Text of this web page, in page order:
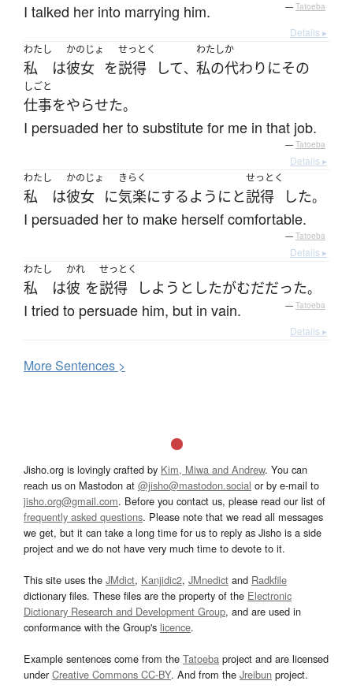
I talked her into marrying him. — Tatoeba
Details ▸
わたし
私 は
かのじょ
彼女 を
せっとく
説得 して、
わたし
私の
か
代わり にその
しごと
仕事をやらせた。
I persuaded her to substitute for me in that job.
— Tatoeba
Details ▸
わたし
私 は
かのじょ
彼女 に
きらく
気楽にするようにと
せっとく
説得 した。
I persuaded her to make herself comfortable.
— Tatoeba
Details ▸
わたし
私 は
かれ
彼 を
せっとく
説得 しようとしたがむだだった。
I tried to persuade him, but in vain. — Tatoeba
Details ▸
MoreSentences >
Jisho.org is lovingly crafted by Kim, Miwa and Andrew. You can
reach us on Mastodon at @jisho@mastodon.social or by e-mail to
jisho.org@gmail.com. Before you contact us, please read our list of
frequently asked questions. Please note that we read all messages
we get, but it can take a long time for us to reply as Jisho is a side
project and we do not have very much time to devote to it.
This site uses the JMdict, Kanjidic2, JMnedict and Radkfile
dictionary files. These files are the property of the Electronic
Dictionary Research and Development Group, and are used in
conformance with the Group's licence.
Example sentences come from the Tatoeba project and are licensed
underCreative Commons CC-BY. And from the Jreibun project.